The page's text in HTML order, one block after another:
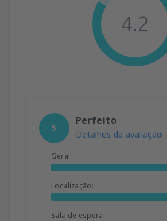
4.2
5
Perfeito
Detalhes da avaliação
Geral:
Localização:
Sala de espera: